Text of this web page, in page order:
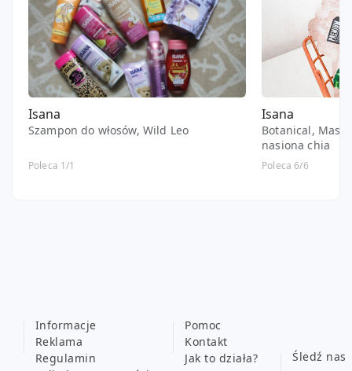
Isana
Szampon do włosów, Wild Leo
Poleca 1/1
Isana
Botanical,
nasiona chia
Poleca 6/6
Informacje
Reklama
Regulamin
Pomoc
Kontakt
Jak to działa?
Śledź nas